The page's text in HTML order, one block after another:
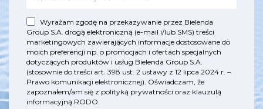
Wyrażam zgodę na przekazywanie przez Bielenda
Group S.A. drogą elektroniczną (e-mail i/lub SMS) treści
marketingowych zawierających informacje dostosowane do
moich preferencji np. o promocjach i ofertach specjalnych
dotyczących produktów i usług Bielenda Group S.A.
(stosownie do treści art. 398 ust. 2 ustawy z 12 lipca 2024 r. –
Prawo komunikacji elektronicznej). Oświadczam, że
zapoznałem/am się z polityką prywatności oraz klauzulą
informacyjną RODO.